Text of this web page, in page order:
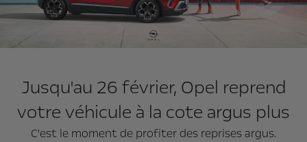
Jusqu'au 26 février, Opel reprend
votre véhicule à la cote argus plus
C'est le moment de profiter des reprises argus.